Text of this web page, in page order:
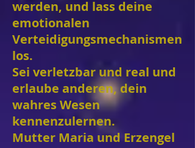
werden, und lass deine
emotionalen
Verteidigungsmechanismen
los.
Sei verletzbar und real und
erlaube anderen, dein
wahres Wesen
kennenzulernen.
Mutter Maria und Erzengel